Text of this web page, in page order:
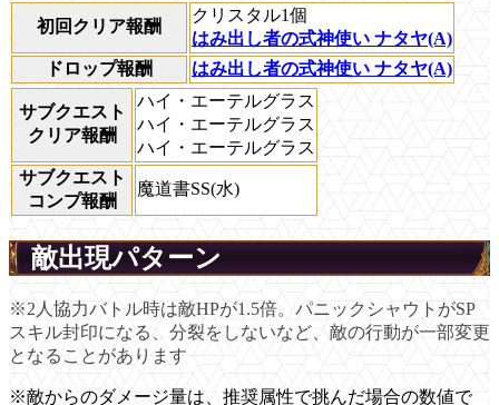
初回クリア報酬
クリスタル1個
はみ出し者の式神使い ナタヤ(A)
ドロップ報酬
はみ出し者の式神使い ナタヤ(A)
サブクエスト
クリア報酬
ハイ・エーテルグラス
ハイ・エーテルグラス
ハイ・エーテルグラス
サブクエスト
コンプ報酬
魔道書SS(水)
敵出現パターン
※2人協力バトル時は敵HPが1.5倍。パニックシャウトがSP
スキル封印になる、分裂をしないなど、敵の行動が一部変更
となることがあります
※敵からのダメージ量は、推奨属性で挑んだ場合の数値で